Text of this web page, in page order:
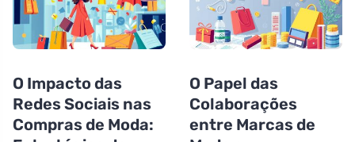
O Impacto das
Redes Sociais nas
Compras de Moda:
O Papel das
Colaborações
entre Marcas de